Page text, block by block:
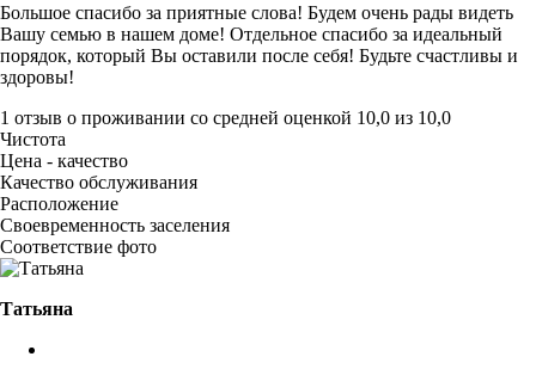
Большое спасибо за приятные слова! Будем очень рады видеть
Вашу семью в нашем доме! Отдельное спасибо за идеальный
порядок, который Вы оставили после себя! Будьте счастливы и
здоровы!
1 отзыв о проживании со средней оценкой 10,0 из 10,0
Чистота
Цена - качество
Качество обслуживания
Расположение
Своевременность заселения
Соответствие фото
Татьяна